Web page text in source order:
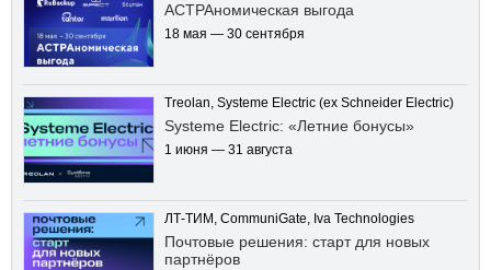
АСТРАномическая выгода
18 мая — 30 сентября
Treolan, Systeme Electric (ex Schneider Electric)
Systeme Electric: «Летние бонусы»
1 июня — 31 августа
ЛТ-ТИМ, CommuniGate, Iva Technologies
Почтовые решения: старт для новых
партнёров